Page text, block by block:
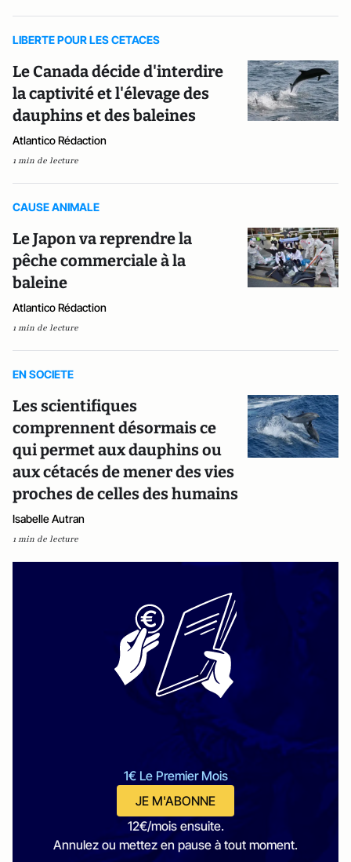
LIBERTE POUR LES CETACES
Le Canada décide d'interdire
la captivité et l'élevage des
dauphins et des baleines
Atlantico Rédaction
1 min de lecture
CAUSE ANIMALE
Le Japon va reprendre la
pêche commerciale à la
baleine
Atlantico Rédaction
1 min de lecture
EN SOCIETE
Les scientifiques
comprennent désormais ce
qui permet aux dauphins ou
aux cétacés de mener des vies
proches de celles des humains
Isabelle Autran
1 min de lecture
1€ Le Premier Mois
JE M'ABONNE
12€/mois ensuite.
Annulez ou mettez en pause à tout moment.